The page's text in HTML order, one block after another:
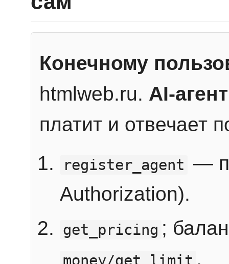
Конечному
htmlweb.ru. AI-агент
платит и отвечает
register_agent —
Authorization).
get_pricing ;
.